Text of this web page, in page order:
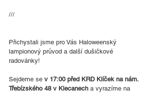
///
Přichystali jsme pro Vás Haloweenský
lampionový průvod a další dušičkové
radovánky!
Sejdeme se v 17:00 před KRD Klíček na nám.
Třebízského 48 v Klecanech a vyrazíme na